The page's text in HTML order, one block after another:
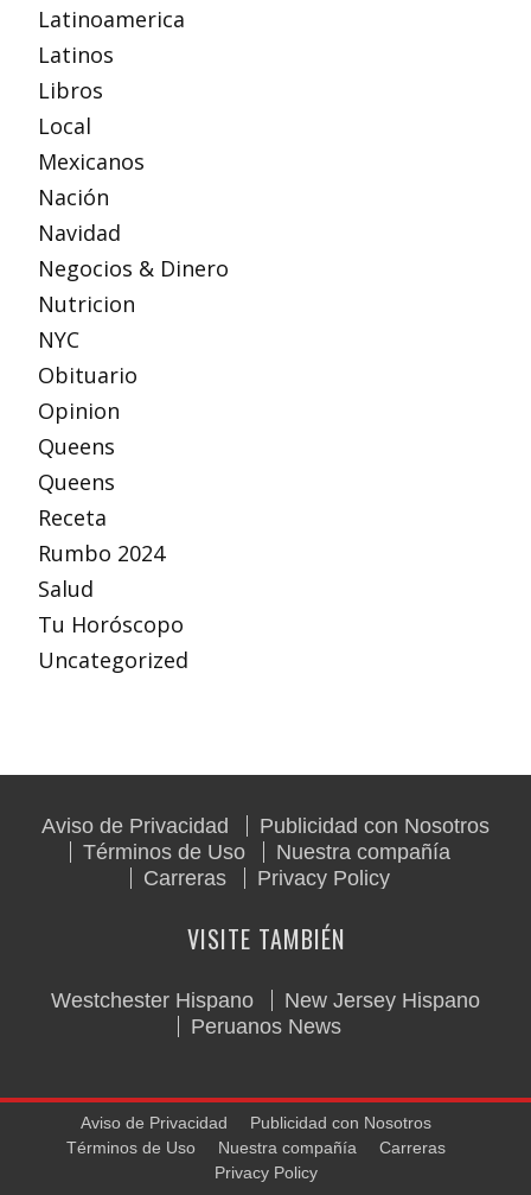
Latinoamerica
Latinos
Libros
Local
Mexicanos
Nación
Navidad
Negocios & Dinero
Nutricion
NYC
Obituario
Opinion
Queens
Queens
Receta
Rumbo 2024
Salud
Tu Horóscopo
Uncategorized
Aviso de Privacidad
Publicidad con Nosotros
Términos de Uso
Nuestra compañía
Carreras
Privacy Policy
VISITE TAMBIÉN
Westchester Hispano
New Jersey Hispano
Peruanos News
Aviso de Privacidad
Publicidad con Nosotros
Términos de Uso
Nuestra compañía
Carreras
Privacy Policy